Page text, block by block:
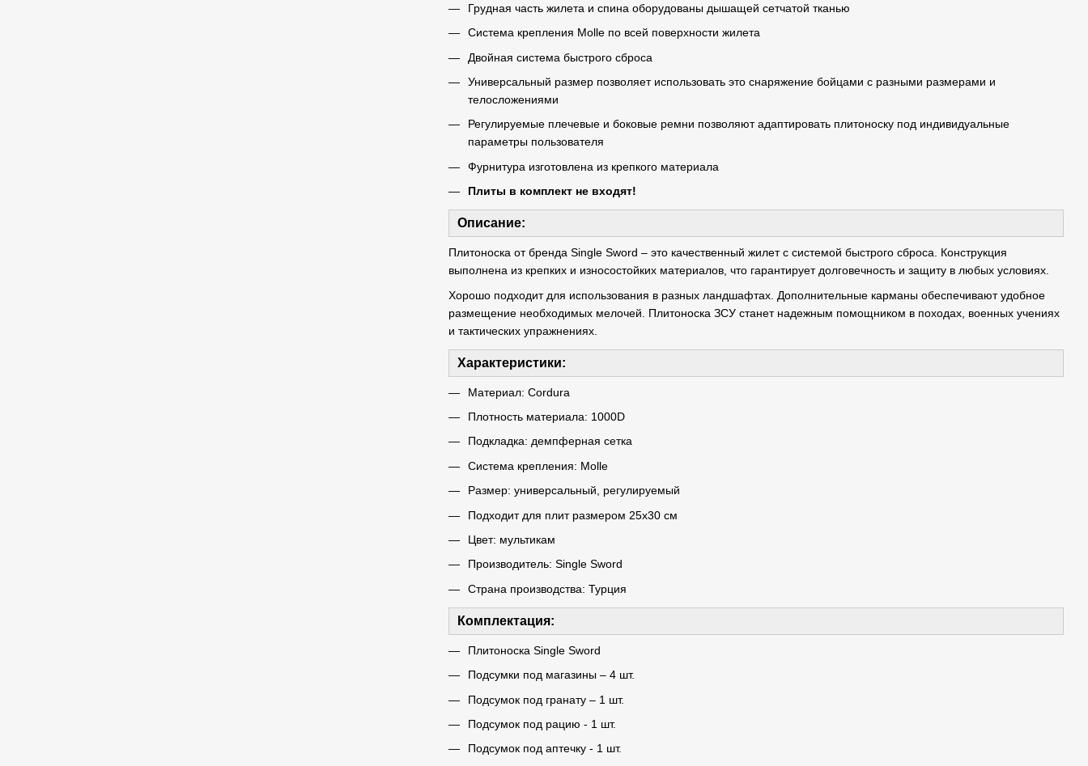
Грудная часть жилета и спина оборудованы дышащей сетчатой ​​тканью
Система крепления Molle по всей поверхности жилета
Двойная система быстрого сброса
Универсальный размер позволяет использовать это снаряжение бойцами с разными размерами и
телосложениями
Регулируемые плечевые и боковые ремни позволяют адаптировать плитоноску под индивидуальные
параметры пользователя
Фурнитура изготовлена ​​из крепкого материала
Плиты в комплект не входят!
Описание:
Плитоноска от бренда Single Sword – это качественный жилет с системой быстрого сброса. Конструкция
выполнена из крепких и износостойких материалов, что гарантирует долговечность и защиту в любых условиях.
Хорошо подходит для использования в разных ландшафтах. Дополнительные карманы обеспечивают удобное
размещение необходимых мелочей. Плитоноска ЗСУ станет надежным помощником в походах, военных учениях
и тактических упражнениях.
Характеристики:
Материал: Cordura
Плотность материала: 1000D
Подкладка: демпферная сетка
Система крепления: Molle
Размер: универсальный, регулируемый
Подходит для плит размером 25х30 см
Цвет: мультикам
Производитель: Single Sword
Страна производства: Турция
Комплектация:
Плитоноска Single Sword
Подсумки под магазины – 4 шт.
Подсумок под гранату – 1 шт.
Подсумок под рацию - 1 шт.
Подсумок под аптечку - 1 шт.